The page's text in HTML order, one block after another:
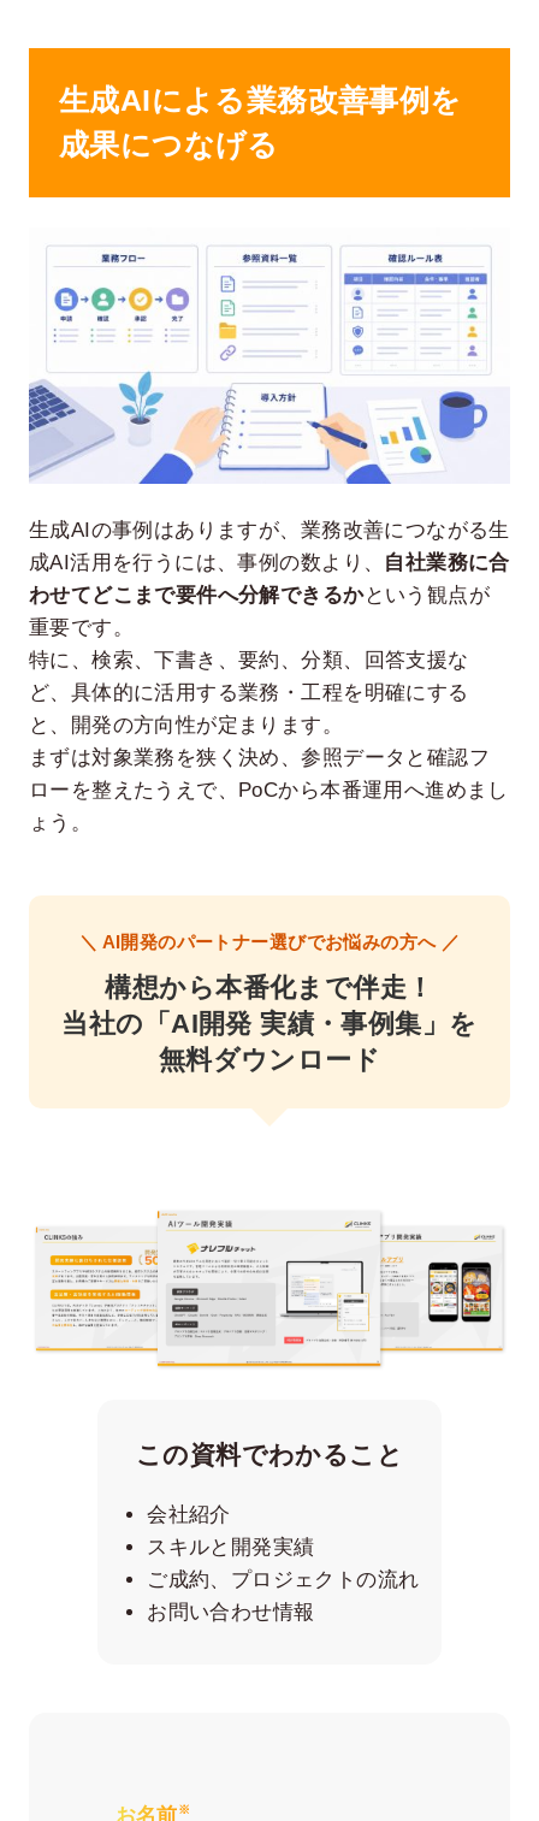
生成AIによる業務改善事例を
成果につなげる
生成AIの事例はありますが、業務改善につながる生
成AI活用を行うには、事例の数より、 自社業務に合
わせてどこまで要件へ分解できるかという観点が
重要です。
特に、検索、下書き、要約、分類、回答支援な
ど、具体的に活用する業務・工程を明確にする
と、開発の方向性が定まります。
まずは対象業務を狭く決め、参照データと確認フ
ローを整えたうえで、PoCから本番運用へ進めまし
ょう。
＼ AI開発のパートナー選びでお悩みの方へ ／
構想から本番化まで伴走！
当社の「AI開発 実績・事例集」を
無料ダウンロード
この資料でわかること
会社紹介
スキルと開発実績
ご成約、プロジェクトの流れ
お問い合わせ情報
お名前※